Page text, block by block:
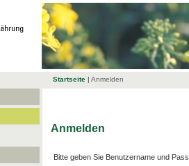
Startseite | Anmelden
Anmelden
Bitte geben Sie Benutzername und